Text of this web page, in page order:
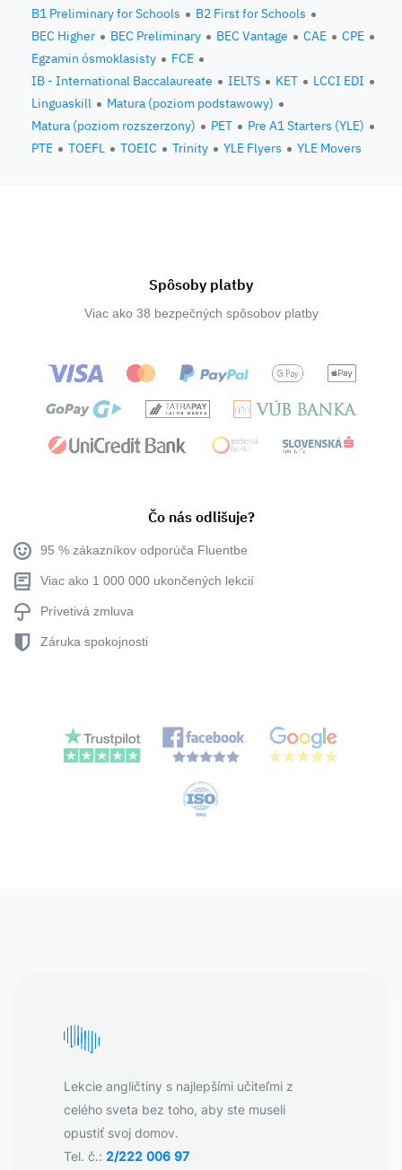
B1 Preliminary for Schools
B2 First for Schools
BEC Higher
BEC Preliminary BEC Vantage CAE
CPE
Egzamin ósmoklasisty
FCE
IB - International Baccalaureate
IELTS KET
LCCI EDI
Linguaskill
Matura (poziom podstawowy)
Matura (poziom rozszerzony)
PET
Pre A1 Starters (YLE)
PTE
TOEFL TOEIC Trinity YLE Flyers YLE Movers
Spôsoby platby
Viac ako 38 bezpečných spôsobov platby
Čo nás odlišuje?
95 % zákazníkov odporúča Fluentbe
Viac ako 1 000 000 ukončených lekcií
Prívetivá zmluva
Záruka spokojnosti
Lekcie angličtiny s najlepšími učiteľmi z
celého sveta bez toho, aby ste museli
opustiť svoj domov.
Tel. č.: 2/222 006 97